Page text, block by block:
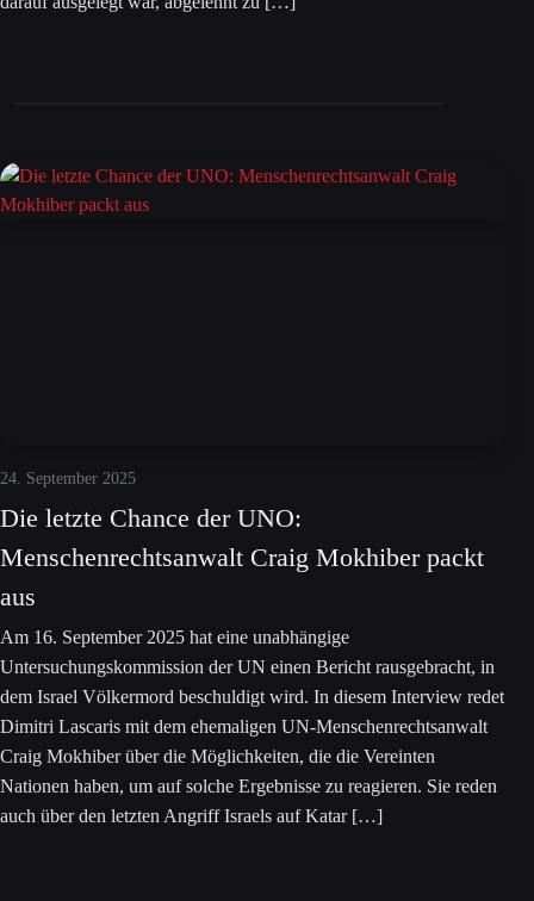
24. September 2025
Die letzte Chance der UNO:
Menschenrechtsanwalt Craig Mokhiber packt
aus
Am 16. September 2025 hat eine unabhängige
Untersuchungskommission der UN einen Bericht rausgebracht, in
dem Israel Völkermord beschuldigt wird. In diesem Interview redet
Dimitri Lascaris mit dem ehemaligen UN-Menschenrechtsanwalt
Craig Mokhiber über die Möglichkeiten, die die Vereinten
Nationen haben, um auf solche Ergebnisse zu reagieren. Sie reden
auch über den letzten Angriff Israels auf Katar […]